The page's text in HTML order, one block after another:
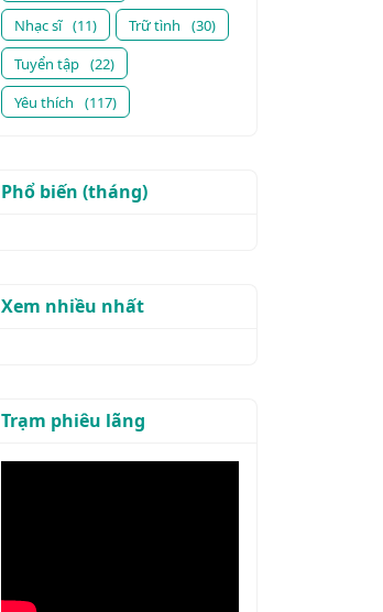
Nhạc sĩ (11) Trữ tình
(30)
Tuyển tập (22)
Yêu thích
(117)
Phổ biến (tháng)
Xem nhiều nhất
Trạm phiêu lãng